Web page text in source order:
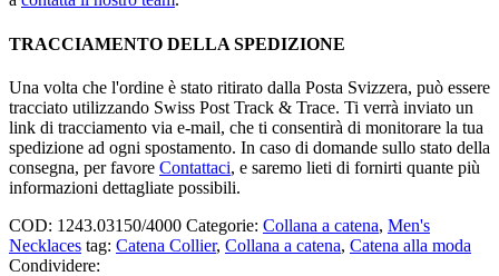
TRACCIAMENTO DELLA SPEDIZIONE
Una volta che l'ordine è stato ritirato dalla Posta Svizzera, può essere
tracciato utilizzando Swiss Post Track & Trace. Ti verrà inviato un
link di tracciamento via e-mail, che ti consentirà di monitorare la tua
spedizione ad ogni spostamento. In caso di domande sullo stato della
consegna, per favore Contattaci, e saremo lieti di fornirti quante più
informazioni dettagliate possibili.
COD: 1243.03150/4000 Categorie: Collana a catena, Men's
Necklaces tag: Catena Collier, Collana a catena, Catena alla moda
Condividere: